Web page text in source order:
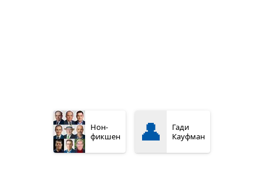
Нон­
фикшен
👤
Гади
Кауфман